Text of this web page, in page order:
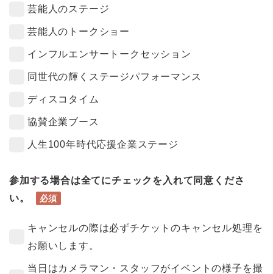
芸能人のステージ
芸能人のトークショー
インフルエンサートークセッション
同世代の輝くステージパフォーマンス
ディスコタイム
協賛企業ブース
人生100年時代応援企業ステージ
参加する場合は全てにチェックを入れて同意くださ
い。
必須
キャンセルの際は必ずチケットのキャンセル処理を
お願いします。
当日はカメラマン・スタッフがイベントの様子を撮